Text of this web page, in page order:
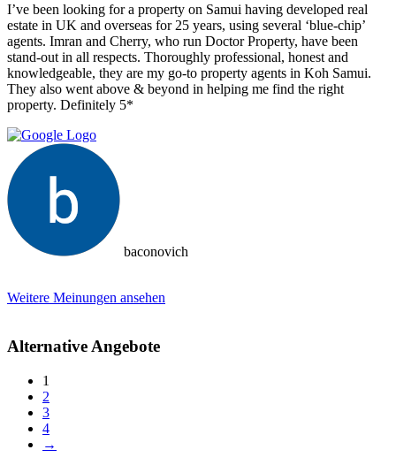
I’ve been looking for a property on Samui having developed real
estate in UK and overseas for 25 years, using several ‘blue-chip’
agents. Imran and Cherry, who run Doctor Property, have been
stand-out in all respects. Thoroughly professional, honest and
knowledgeable, they are my go-to property agents in Koh Samui.
They also went above & beyond in helping me find the right
property. Definitely 5*
baconovich
Weitere Meinungen ansehen
Alternative Angebote
1
2
3
4
→